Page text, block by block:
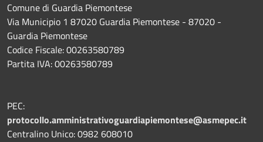
Comune di Guardia Piemontese
Via Municipio 1 87020 Guardia Piemontese - 87020 -
Guardia Piemontese
Codice Fiscale: 00263580789
Partita IVA: 00263580789
PEC:
protocollo.amministrativoguardiapiemontese@asmepec.it
Centralino Unico: 0982 608010